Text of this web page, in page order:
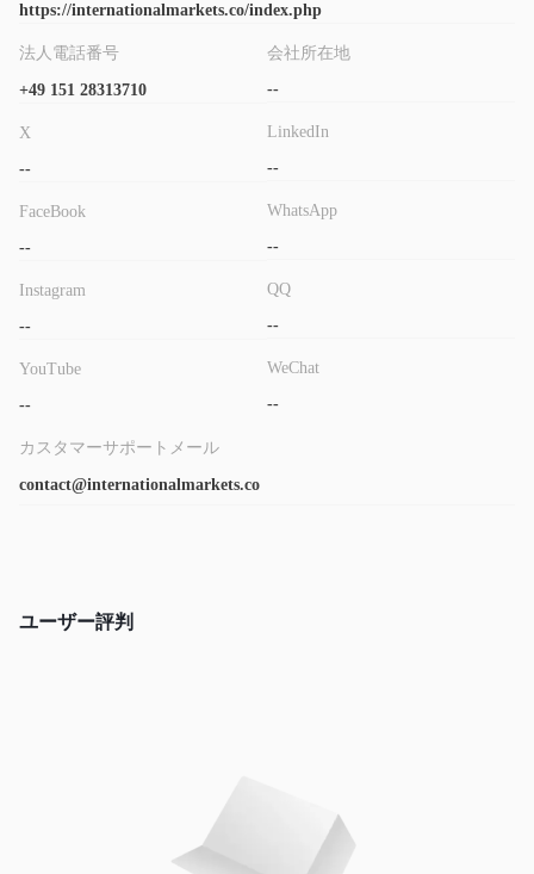
https://internationalmarkets.co/index.php
法人電話番号
+49 151 28313710
X
--
FaceBook
--
Instagram
--
YouTube
--
会社所在地
--
LinkedIn
--
WhatsApp
--
QQ
--
WeChat
--
カスタマーサポートメール
contact@internationalmarkets.co
ユーザー評判